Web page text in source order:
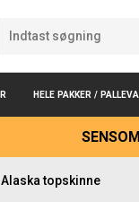
HELE PAKKER /
Alaska topskinne